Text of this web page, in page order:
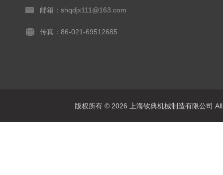
邮箱：shqdjx111@163.com
传真：86-021-69512685
版权所有 © 2026 上海钦典机械制造有限公